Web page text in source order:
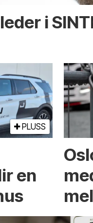
i
PLUSS
en